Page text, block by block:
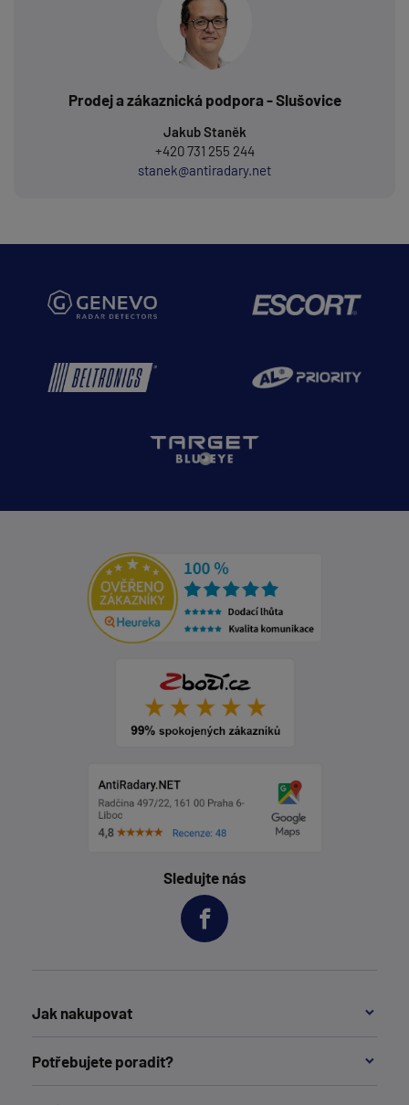
Prodej a zákaznická podpora - Slušovice
Jakub Staněk
+420 731 255 244
stanek@antiradary.net
Sledujte nás
Jak nakupovat
Potřebujete poradit?